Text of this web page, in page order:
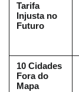
Tarifa
Injusta no
Futuro
10 Cidades
Fora do
Mapa